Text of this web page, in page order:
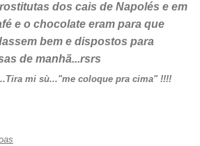
dos cais de Napolés e em
e o chocolate eram para que
bem e dispostos para
de manhã...rsrs
mi sù..."me coloque pra cima" !!!!